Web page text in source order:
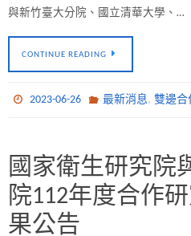
與新竹臺大分院、國立清華大學、…
CONTINUE READING
2023-06-26 最新消息, 雙邊合
國家衛生研究院
院112年度合作
果公告